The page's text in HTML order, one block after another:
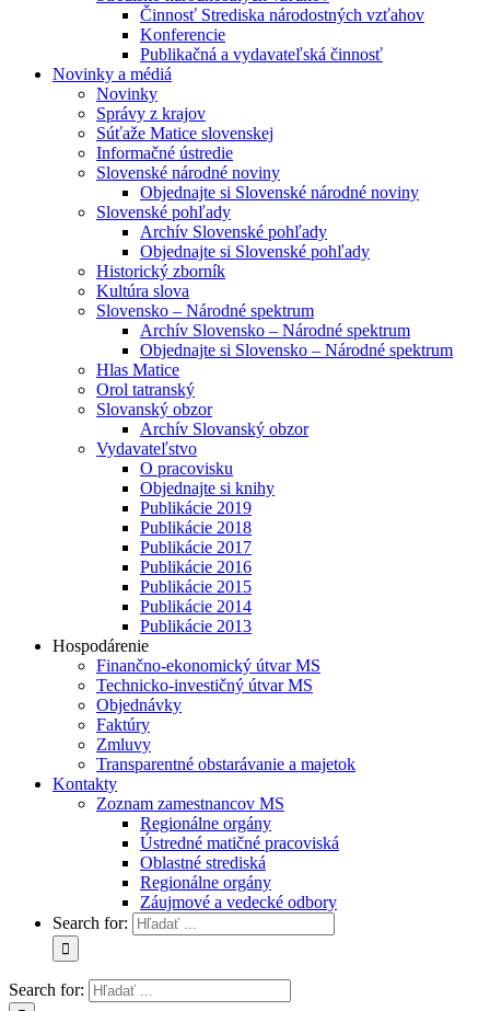
Činnosť Strediska národostných vzťahov
Konferencie
Publikačná a vydavateľská činnosť
Novinky a médiá
Novinky
Správy z krajov
Súťaže Matice slovenskej
Informačné ústredie
Slovenské národné noviny
Objednajte si Slovenské národné noviny
Slovenské pohľady
Archív Slovenské pohľady
Objednajte si Slovenské pohľady
Historický zborník
Kultúra slova
Slovensko – Národné spektrum
Archív Slovensko – Národné spektrum
Objednajte si Slovensko – Národné spektrum
Hlas Matice
Orol tatranský
Slovanský obzor
Archív Slovanský obzor
Vydavateľstvo
O pracovisku
Objednajte si knihy
Publikácie 2019
Publikácie 2018
Publikácie 2017
Publikácie 2016
Publikácie 2015
Publikácie 2014
Publikácie 2013
Hospodárenie
Finančno-ekonomický útvar MS
Technicko-investičný útvar MS
Objednávky
Faktúry
Zmluvy
Transparentné obstarávanie a majetok
Kontakty
Zoznam zamestnancov MS
Regionálne orgány
Ústredné matičné pracoviská
Oblastné strediská
Regionálne orgány
Záujmové a vedecké odbory
Search for:
Search for: